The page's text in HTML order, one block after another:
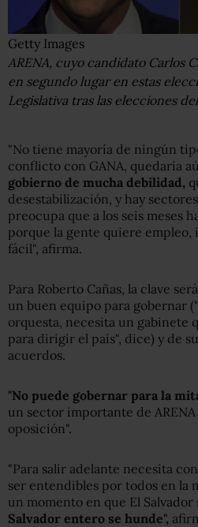
Getty Images
ARENA, cuyo candidato Carlos
en segundo lugar en estas
Legislativa tras las elecciones
"No tiene mayoría de ningún
conflicto con GANA, quedaría
gobierno de mucha debilidad,
desestabilización, y hay
preocupa que a los seis meses
porque la gente quiere empleo,
fácil", afirma.
Para Roberto Cañas, la clave
un buen equipo para gobernar
orquesta, necesita un gabinete
para dirigir el país", dice) y de
acuerdos.
"No puede gobernar para la
un sector importante de
oposición".
"Para salir adelante necesita
ser entendibles por todos en la
un momento en que El Salvador
Salvador entero se hunde",